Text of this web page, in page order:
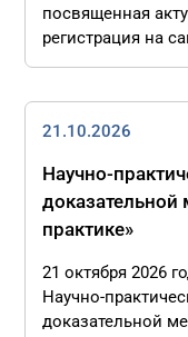
посвященная
регистрация на
21.10.2026
Научно-
практике»
21 октября 2026
Научно-
доказательной